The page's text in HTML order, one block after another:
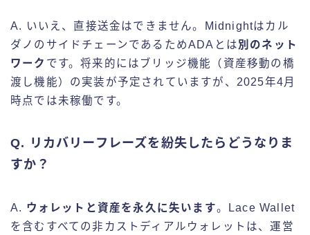
A. いいえ、直接送金はできません。Midnightはカル
ダノのサイドチェーンであるためADAとは別のネット
ワーク です。将来的にはブリッジ機能（資産移動の橋
渡し機能）の実装が予定されていますが、2025年4月
時点では未稼働です。
Q. リカバリーフレーズを紛失したらどうなりま
すか？
A. ウォレットと資産を永久に失います。Lace Wallet
を含むすべての非カストディアルウォレットは、運営